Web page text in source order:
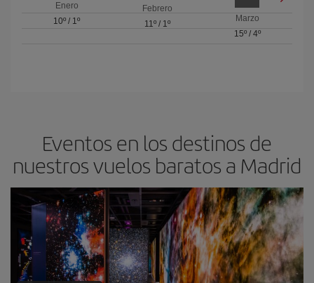
Enero
10º / 1º
Febrero
11º/ 1º
Marzo
15º/ 4º
Eventos en los destinos de
nuestros vuelos baratos a Madrid